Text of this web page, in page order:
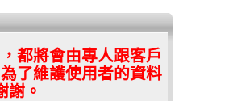
都將會由專人跟客戶
了維護使用者的資料
謝。